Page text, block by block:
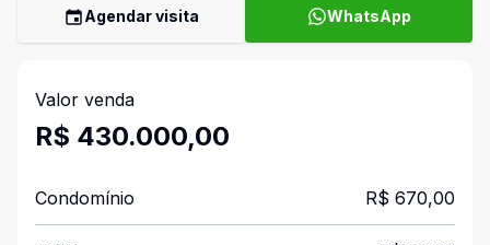
Agendar visita WhatsApp
Valor venda
R$ 430.000,00
Condomínio R$ 670,00